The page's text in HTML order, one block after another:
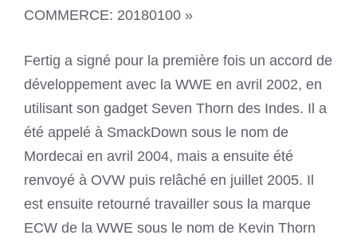
COMMERCE: 20180100 »
Fertig a signé pour la première fois un accord de
développement avec la WWE en avril 2002, en
utilisant son gadget Seven Thorn des Indes. Il a
été appelé à SmackDown sous le nom de
Mordecai en avril 2004, mais a ensuite été
renvoyé à OVW puis relâché en juillet 2005. Il
est ensuite retourné travailler sous la marque
ECW de la WWE sous le nom de Kevin Thorn